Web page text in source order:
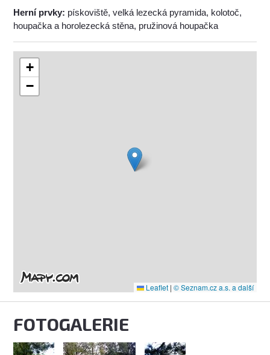
Herní prvky: pískoviště, velká lezecká pyramida, kolotoč,
houpačka a horolezecká stěna, pružinová houpačka
+
−
Leaflet | © Seznam.cz a.s. a další
FOTOGALERIE